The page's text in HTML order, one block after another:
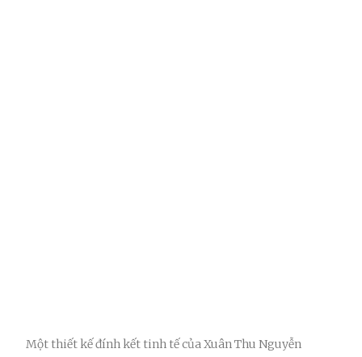
Một thiết kế đính kết tinh tế của Xuân Thu Nguyễn